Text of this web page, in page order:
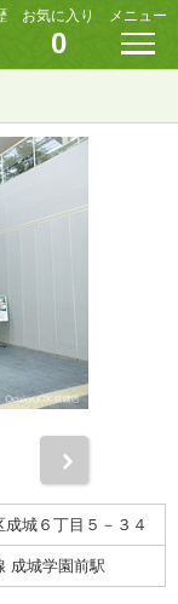
お気に入り
0
メニュー
城６丁目５－３４
成城学園前駅